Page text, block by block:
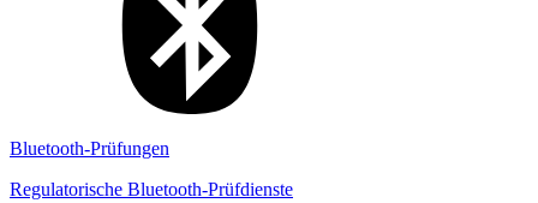
Bluetooth-Prüfungen
Regulatorische Bluetooth-Prüfdienste